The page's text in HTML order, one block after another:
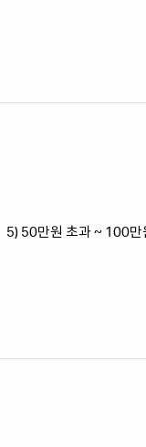
5) 50만원 초과 ~ 100만